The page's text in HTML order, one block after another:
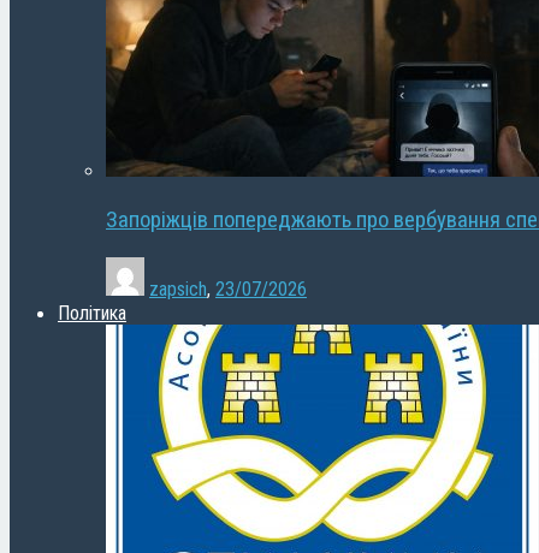
Запоріжців попереджають про вербування
zapsich, 23/07/2026
Політика